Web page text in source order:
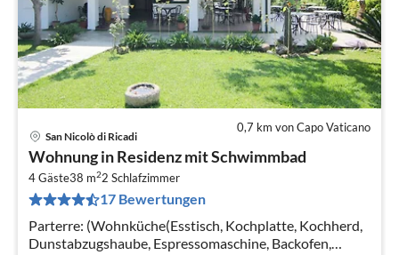
0,7 km von Capo Vaticano
San Nicolò di Ricadi
Wohnung in Residenz mit Schwimmbad
4 Gäste38 m22 Schlafzimmer
17 Bewertungen
Parterre: (Wohnküche(Esstisch, Kochplatte, Kochherd,
Dunstabzugshaube, Espressomaschine, Backofen,